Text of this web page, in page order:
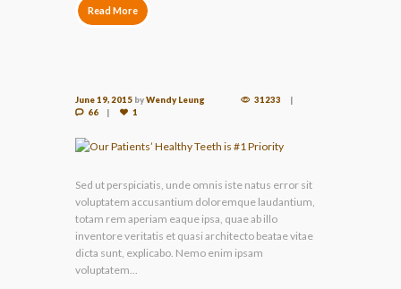
Read More
June 19, 2015 byWendy Leung
31233
66
1
Sed ut perspiciatis, unde omnis iste natus error sit
voluptatem accusantium doloremque laudantium,
totam rem aperiam eaque ipsa, quae ab illo
inventore veritatis et quasi architecto beatae vitae
dicta sunt, explicabo. Nemo enim ipsam
voluptatem...